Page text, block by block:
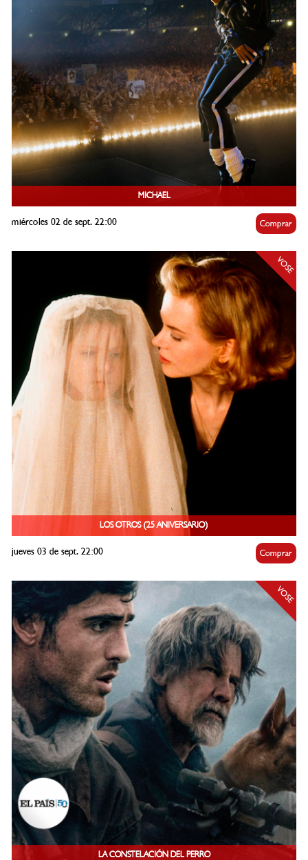
MICHAEL
miércoles 02 de sept. 22:00 Comprar
LOS OTROS (25 ANIVERSARIO)
VOSE
jueves 03 de sept. 22:00 Comprar
LA CONSTELACIÓN DEL PERRO
VOSE